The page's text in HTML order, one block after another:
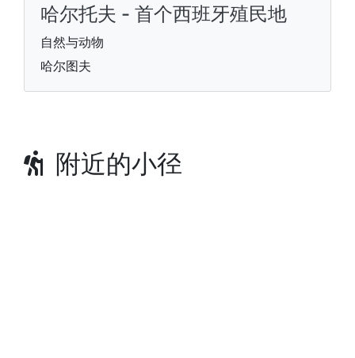
哈尔托夫 - 首个西班牙殖民地
自然与动物
哈尔图夫
附近的小径